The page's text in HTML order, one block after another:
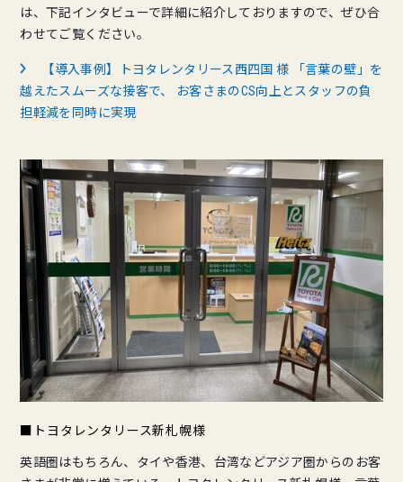
は、下記インタビューで詳細に紹介しておりますので、ぜひ合
わせてご覧ください。
【導入事例】トヨタレンタリース西四国 様 「言葉の壁」を
越えたスムーズな接客で、 お客さまのCS向上とスタッフの負
担軽減を同時に実現
■トヨタレンタリース新札幌様
英語圏はもちろん、タイや香港、台湾などアジア圏からのお客